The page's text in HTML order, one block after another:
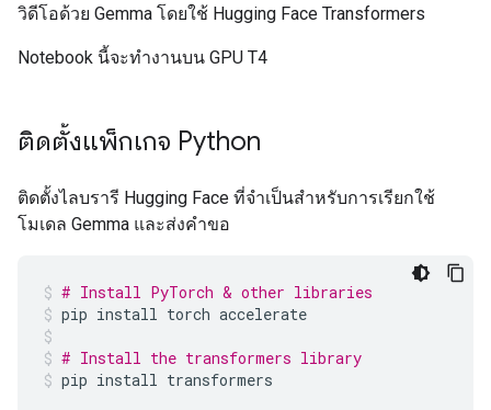
วิดีโอด้วย Gemma โดยใช้ Hugging Face Transformers
Notebook นี้จะทำงานบน GPU T4
ติดตั้งแพ็กเกจ Python
ติดตั้งไลบรารี Hugging Face ที่จำเป็นสำหรับการเรียกใช้
โมเดล Gemma และส่งคำขอ
# Install PyTorch & other libraries
pip install torch accelerate
# Install the transformers library
pip install transformers